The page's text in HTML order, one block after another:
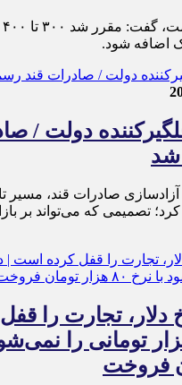
اضافه شود.
دولت /
شد
صادرات قند، مسیر
تصمیمی که می‌تواند بر
دلار، تجارت را
فروخت